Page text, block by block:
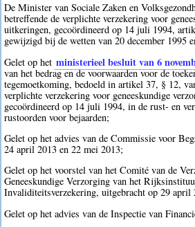
De Minister van Sociale Zaken en
betreffende de verplichte verzekering voor
uitkeringen, gecoördineerd op 14 juli 1994,
gewijzigd bij de wetten van 20 december 1995
Gelet op het ministerieel besluit van 6
van het bedrag en de voorwaarden voor de
tegemoetkoming, bedoeld in artikel 37, § 12,
verplichte verzekering voor geneeskundige
gecoördineerd op 14 juli 1994, in de rust- en
rustoorden voor bejaarden;
Gelet op het advies van de Commissie voor
24 april 2013 en 22 mei 2013;
Gelet op het voorstel van het Comité van de
Geneeskundige Verzorging van het
Invaliditeitsverzekering, uitgebracht op 29 april
Gelet op het advies van de Inspectie van